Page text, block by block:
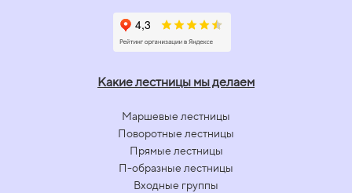
Какие лестницы мы делаем
Маршевые лестницы
Поворотные лестницы
Прямые лестницы
П-образные лестницы
Входные группы